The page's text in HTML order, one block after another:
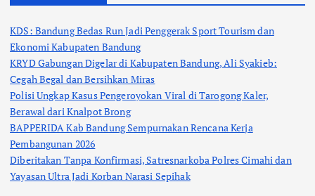
KDS: Bandung Bedas Run Jadi Penggerak Sport Tourism dan
Ekonomi Kabupaten Bandung
KRYD Gabungan Digelar di Kabupaten Bandung, Ali Syakieb:
Cegah Begal dan Bersihkan Miras
Polisi Ungkap Kasus Pengeroyokan Viral di Tarogong Kaler,
Berawal dari Knalpot Brong
BAPPERIDA Kab Bandung Sempurnakan Rencana Kerja
Pembangunan 2026
Diberitakan Tanpa Konfirmasi, Satresnarkoba Polres Cimahi dan
Yayasan Ultra Jadi Korban Narasi Sepihak